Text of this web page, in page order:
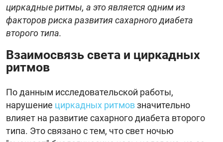
циркадные ритмы, а это является одним из
факторов риска развития сахарного диабета
второго типа.
Взаимосвязь света и циркадных
ритмов
По данным исследовательской работы,
нарушение циркадных ритмовзначительно
влияет на развитие сахарного диабета второго
типа. Это связано с тем, что свет ночью